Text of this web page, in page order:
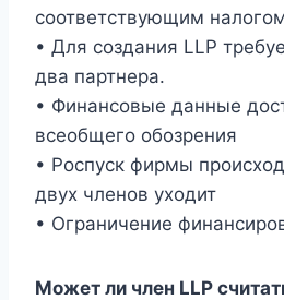
соответствующим
• Для создания LLP
два партнера.
• Финансовые данные
всеобщего обозрения
• Роспуск фирмы
двух членов уходит
• Ограничение
Может ли член LLP